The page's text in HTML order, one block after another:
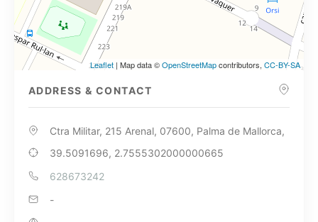
Leaflet | Map data ©OpenStreetMapcontributors, CC-BY-SA
ADDRESS & CONTACT
Ctra Militar, 215 Arenal, 07600, Palma de Mallorca,
39.5091696, 2.7555302000000665
628673242
-